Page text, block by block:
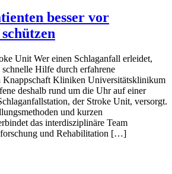
besser vor
Unit Wer einen Schlaganfall erleidet,
Hilfe durch erfahrene
Knappschaft Kliniken Universitätsklinikum
deshalb rund um die Uhr auf einer
der Stroke Unit, versorgt.
und kurzen
das interdisziplinäre Team
und Rehabilitation […]